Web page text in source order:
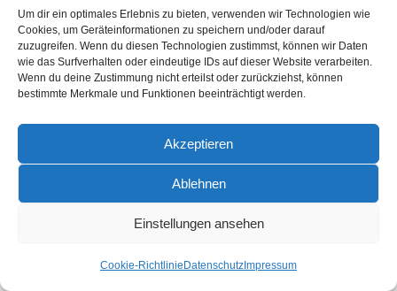
Um dir ein optimales Erlebnis zu bieten, verwenden wir Technologien wie
Cookies, um Geräteinformationen zu speichern und/oder darauf
zuzugreifen. Wenn du diesen Technologien zustimmst, können wir Daten
wie das Surfverhalten oder eindeutige IDs auf dieser Website verarbeiten.
Wenn du deine Zustimmung nicht erteilst oder zurückziehst, können
bestimmte Merkmale und Funktionen beeinträchtigt werden.
Akzeptieren
Ablehnen
Einstellungen ansehen
Cookie-Richtlinie Datenschutz Impressum